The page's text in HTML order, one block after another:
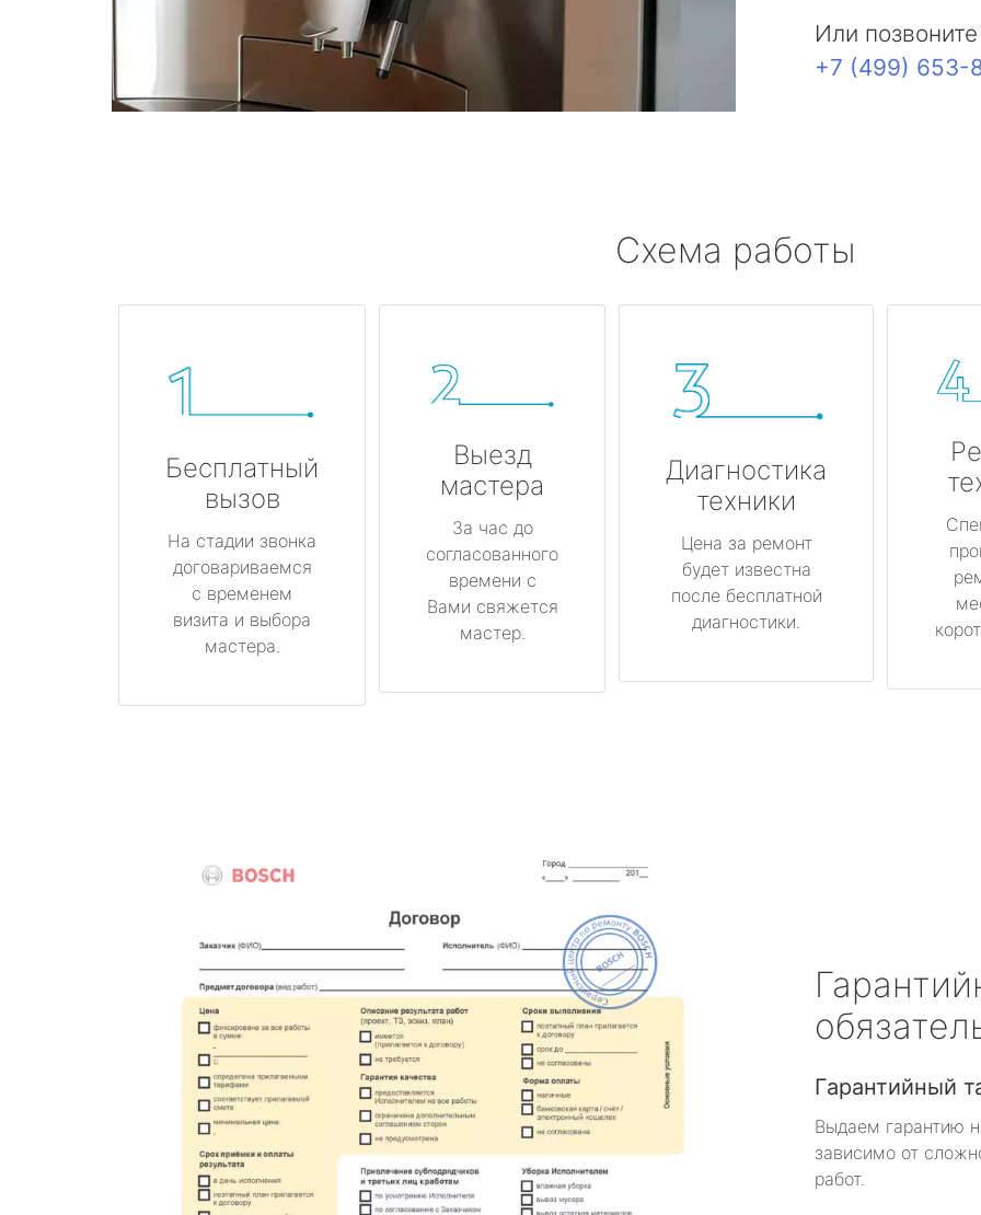
Или
+7 (499) 653-
Схема работы
Бесплатный
вызов
На стадии звонка
договариваемся
с временем
визита и выбора
мастера.
Выезд
мастера
За час до
согласованного
времени с
Вами свяжется
мастер.
Диагностика
техники
Цена за ремонт
будет известна
после бесплатной
диагностики.
Гарантийный
Выдаем гарантию
зависимо от
работ.